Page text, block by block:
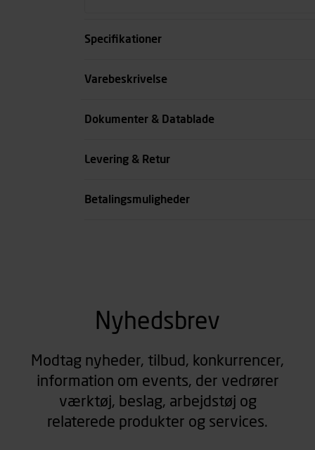
Specifikationer
Spænding volt
Varebeskrivelse
Dokumenter & Datablade
Levering & Retur
Betalingsmuligheder
Nyhedsbrev
Modtag nyheder, tilbud, konkurrencer,
information om events, der vedrører
værktøj, beslag, arbejdstøj og
relaterede produkter og services.